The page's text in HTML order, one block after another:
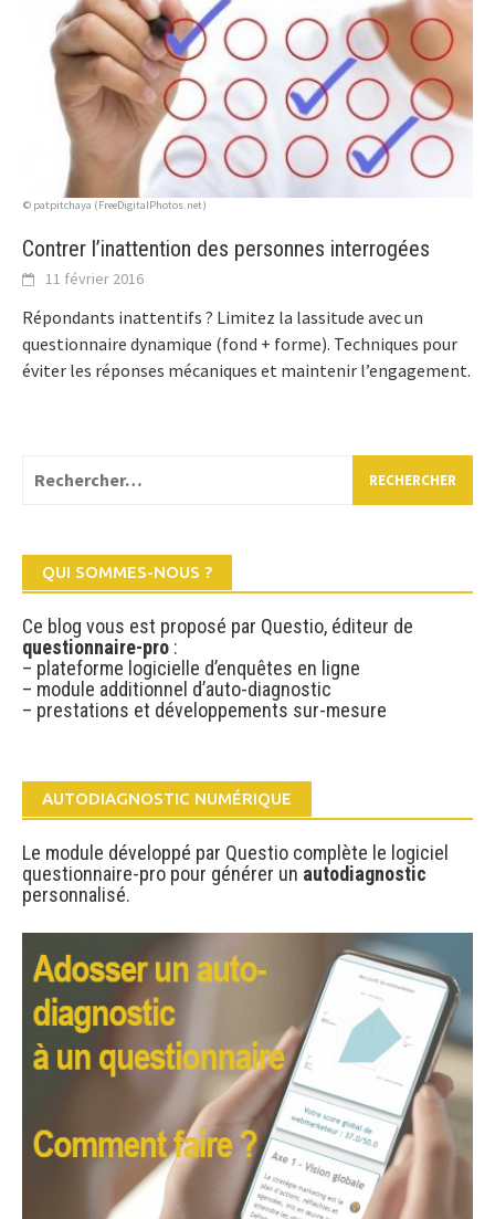
© patpitchaya (FreeDigitalPhotos.net)
Contrer l’inattention des personnes interrogées
11 février 2016
Répondants inattentifs ? Limitez la lassitude avec un
questionnaire dynamique (fond + forme). Techniques pour
éviter les réponses mécaniques et maintenir l’engagement.
QUI SOMMES-NOUS ?
Ce blog vous est proposé par Questio, éditeur de
questionnaire-pro :
– plateforme logicielle d’enquêtes en ligne
– module additionnel d’auto-diagnostic
– prestations et développements sur-mesure
AUTODIAGNOSTIC NUMÉRIQUE
Le module développé par Questio complète le logiciel
questionnaire-pro pour générer un autodiagnostic
personnalisé.